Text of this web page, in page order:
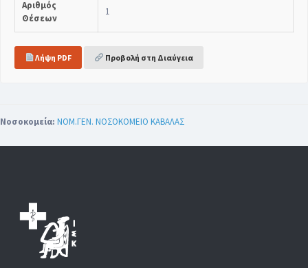
Αριθμός
Θέσεων
1
Λήψη PDF Προβολή στη Διαύγεια
Νοσοκομεία: ΝΟΜ.ΓΕΝ. ΝΟΣΟΚΟΜΕΙΟ ΚΑΒΑΛΑΣ